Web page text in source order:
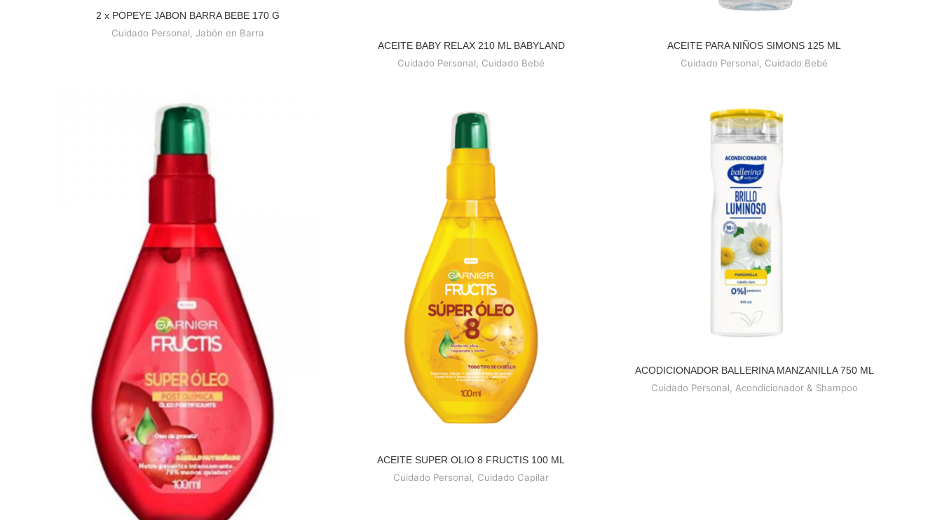
READ MORE
2 x POPEYE JABON BARRA BEBE 170 G
Cuidado Personal, Jabón en Barra
READ MORE
ACEITE BABY RELAX 210 ML BABYLAND
Cuidado Personal
Cuidado Bebé
READ MORE
ACEITE PARA NIÑOS SIMONS 125 ML
Cuidado Personal
Cuidado Bebé
READ MORE
ACEITE SUPER OLIO 8 FRUCTIS 100 ML
Cuidado Personal, Cuidado Capilar
READ MORE
ACODICIONADOR BALLERINA MANZANILLA 750 ML
Cuidado Personal
Acondicionador & Shampoo